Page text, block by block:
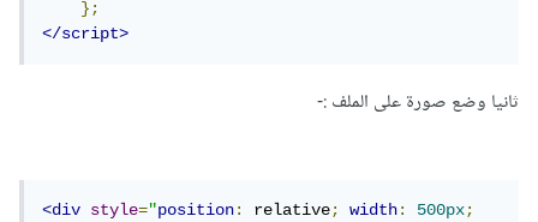
};
</script>
ثانيا وضع صورة على الملف:-
<div style="position: relative; width: 500px;